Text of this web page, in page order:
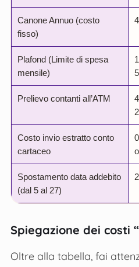
Canone Annuo (costo
fisso)
Plafond (Limite di spesa
mensile)
Prelievo contanti all’ATM
Costo invio estratto conto
cartaceo
Spostamento data addebito
(dal 5 al 27)
Spiegazione dei costi
Oltre alla tabella, fai